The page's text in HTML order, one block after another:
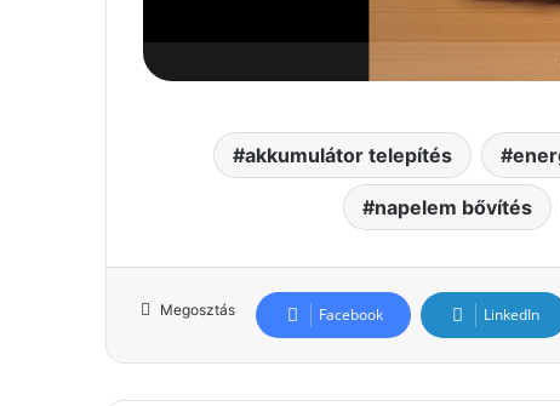
akkumulátor telepítés
napelem bővítés
Megosztás Facebook LinkedIn